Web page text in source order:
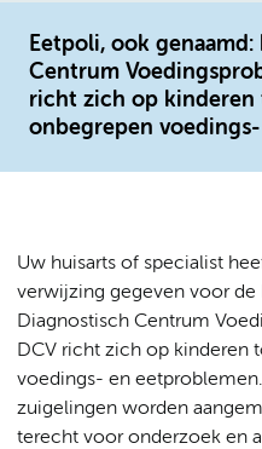
Eetpoli, ook
Centrum
richt zich op kinderen
onbegrepen
Uw huisarts of specialist
verwijzing gegeven voor
Diagnostisch Centrum
DCV richt zich op kinderen
voedings- en
zuigelingen worden
terecht voor onderzoek en